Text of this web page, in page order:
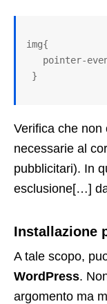
img{
}
Verifica che non
necessarie al
pubblicitari). In
esclusione[…]
Installazione
A tale scopo,
WordPress.
argomento ma